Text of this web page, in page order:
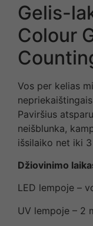
Gelis-
Colour
Vos per kelias
Paviršius
neišblunka,
išsilaiko net iki
Džiovinimo
LED lempoje –
UV lempoje – 2